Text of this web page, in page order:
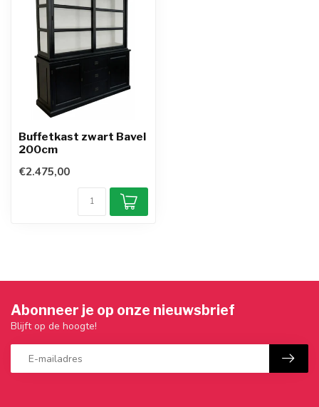
Buffetkast zwart Bavel
200cm
€2.475,00
Abonneer je op onze nieuwsbrief
Blijft op de hoogte!